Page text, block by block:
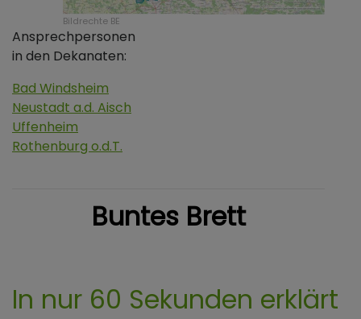
Bildrechte BE
Ansprechpersonen
in den Dekanaten:
Bad Windsheim
Neustadt a.d. Aisch
Uffenheim
Rothenburg o.d.T.
Buntes Brett
In nur 60 Sekunden erklärt